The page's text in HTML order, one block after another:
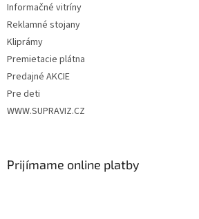
Informačné vitríny
Reklamné stojany
Kliprámy
Premietacie plátna
Predajné AKCIE
Pre deti
WWW.SUPRAVIZ.CZ
Prijímame online platby